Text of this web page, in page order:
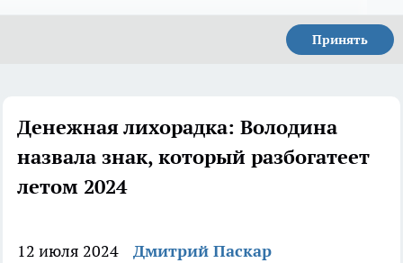
Принять
Денежная лихорадка: Володина
назвала знак, который разбогатеет
летом 2024
12 июля 2024
Дмитрий Паскар